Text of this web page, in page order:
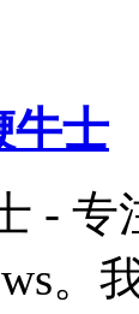
牛士
- 专
。